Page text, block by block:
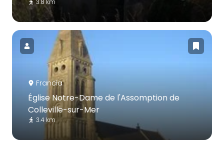
Francia
Église Notre-Dame de l'Assomption de
Colleville-sur-Mer
3.4 km